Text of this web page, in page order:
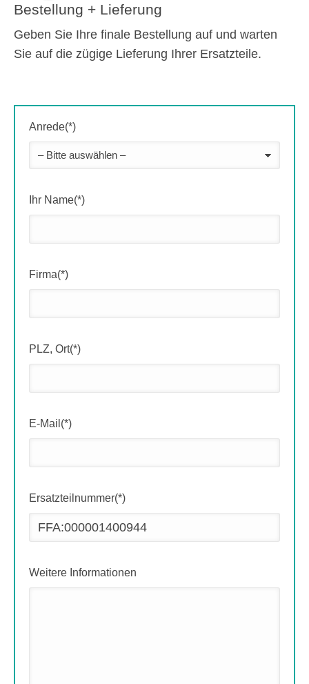
Bestellung + Lieferung
Geben Sie Ihre finale Bestellung auf und warten
Sie auf die zügige Lieferung Ihrer Ersatzteile.
Anrede(*)
Ihr Name(*)
Firma(*)
PLZ, Ort(*)
E-Mail(*)
Ersatzteilnummer(*)
Weitere Informationen